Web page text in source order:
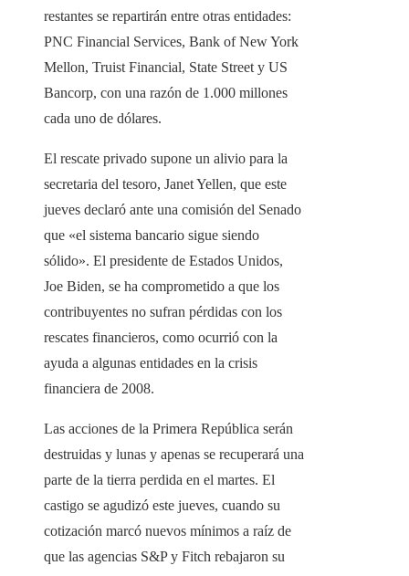
restantes se repartirán entre otras entidades:
PNC Financial Services, Bank of New York
Mellon, Truist Financial, State Street y US
Bancorp, con una razón de 1.000 millones
cada uno de dólares.
El rescate privado supone un alivio para la
secretaria del tesoro, Janet Yellen, que este
jueves declaró ante una comisión del Senado
que «el sistema bancario sigue siendo
sólido». El presidente de Estados Unidos,
Joe Biden, se ha comprometido a que los
contribuyentes no sufran pérdidas con los
rescates financieros, como ocurrió con la
ayuda a algunas entidades en la crisis
financiera de 2008.
Las acciones de la Primera República serán
destruidas y lunas y apenas se recuperará una
parte de la tierra perdida en el martes. El
castigo se agudizó este jueves, cuando su
cotización marcó nuevos mínimos a raíz de
que las agencias S&P y Fitch rebajaron su